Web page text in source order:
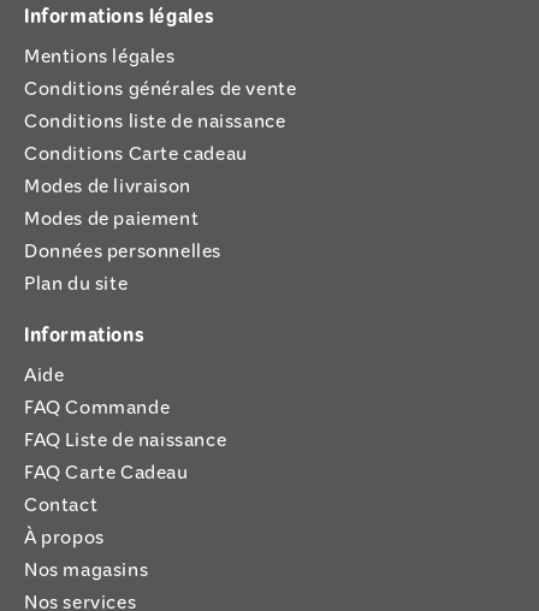
Informations légales
Mentions légales
Conditions générales de vente
Conditions liste de naissance
Conditions Carte cadeau
Modes de livraison
Modes de paiement
Données personnelles
Plan du site
Informations
Aide
FAQ Commande
FAQ Liste de naissance
FAQ Carte Cadeau
Contact
À propos
Nos magasins